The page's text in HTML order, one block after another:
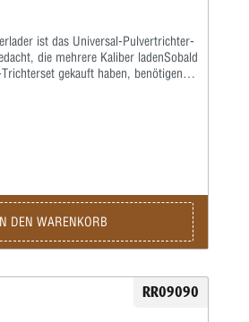
ist das Universal-Pulvertrichter-
die mehrere Kaliber ladenSobald
gekauft haben, benötigen
Trichter angeschlossen • Adapter
2 = .22 bis .29 • Adapter 3 = .30
ohne Fallrohr nicht richtig
= 0,22 bis 0,45 • Inklusive
damit Sie sie nicht verlieren, bevor Sie
DEN WARENKORB
RR09090